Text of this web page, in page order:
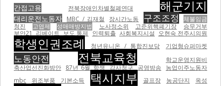
간접고용 전북장애인차별철폐연대 해군기지
대리운전노동자 MBC / 김재철 장시간노동 구조조정
체불임금
청진
고엽제 성매매방지법 노사정소위 고준위핵폐기장
승무거부
부안21 리베이트 보도 통제 인력퇴출 사회복지시설 오현숙 전주시의원
학생인권조례 청년유니온 / 통합진보당 기업형슈퍼마켓
노동안전 전북교육청
학교운영지원비
축산업선진화방안 87년 6월 항쟁 감사청구 공영방송
농업이주노동자
mbc
위조부품 기본소득 택시지부 골프장 농공단지 옥성